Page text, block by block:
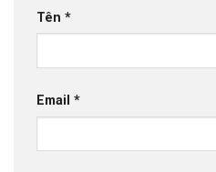
Tên *
Email *